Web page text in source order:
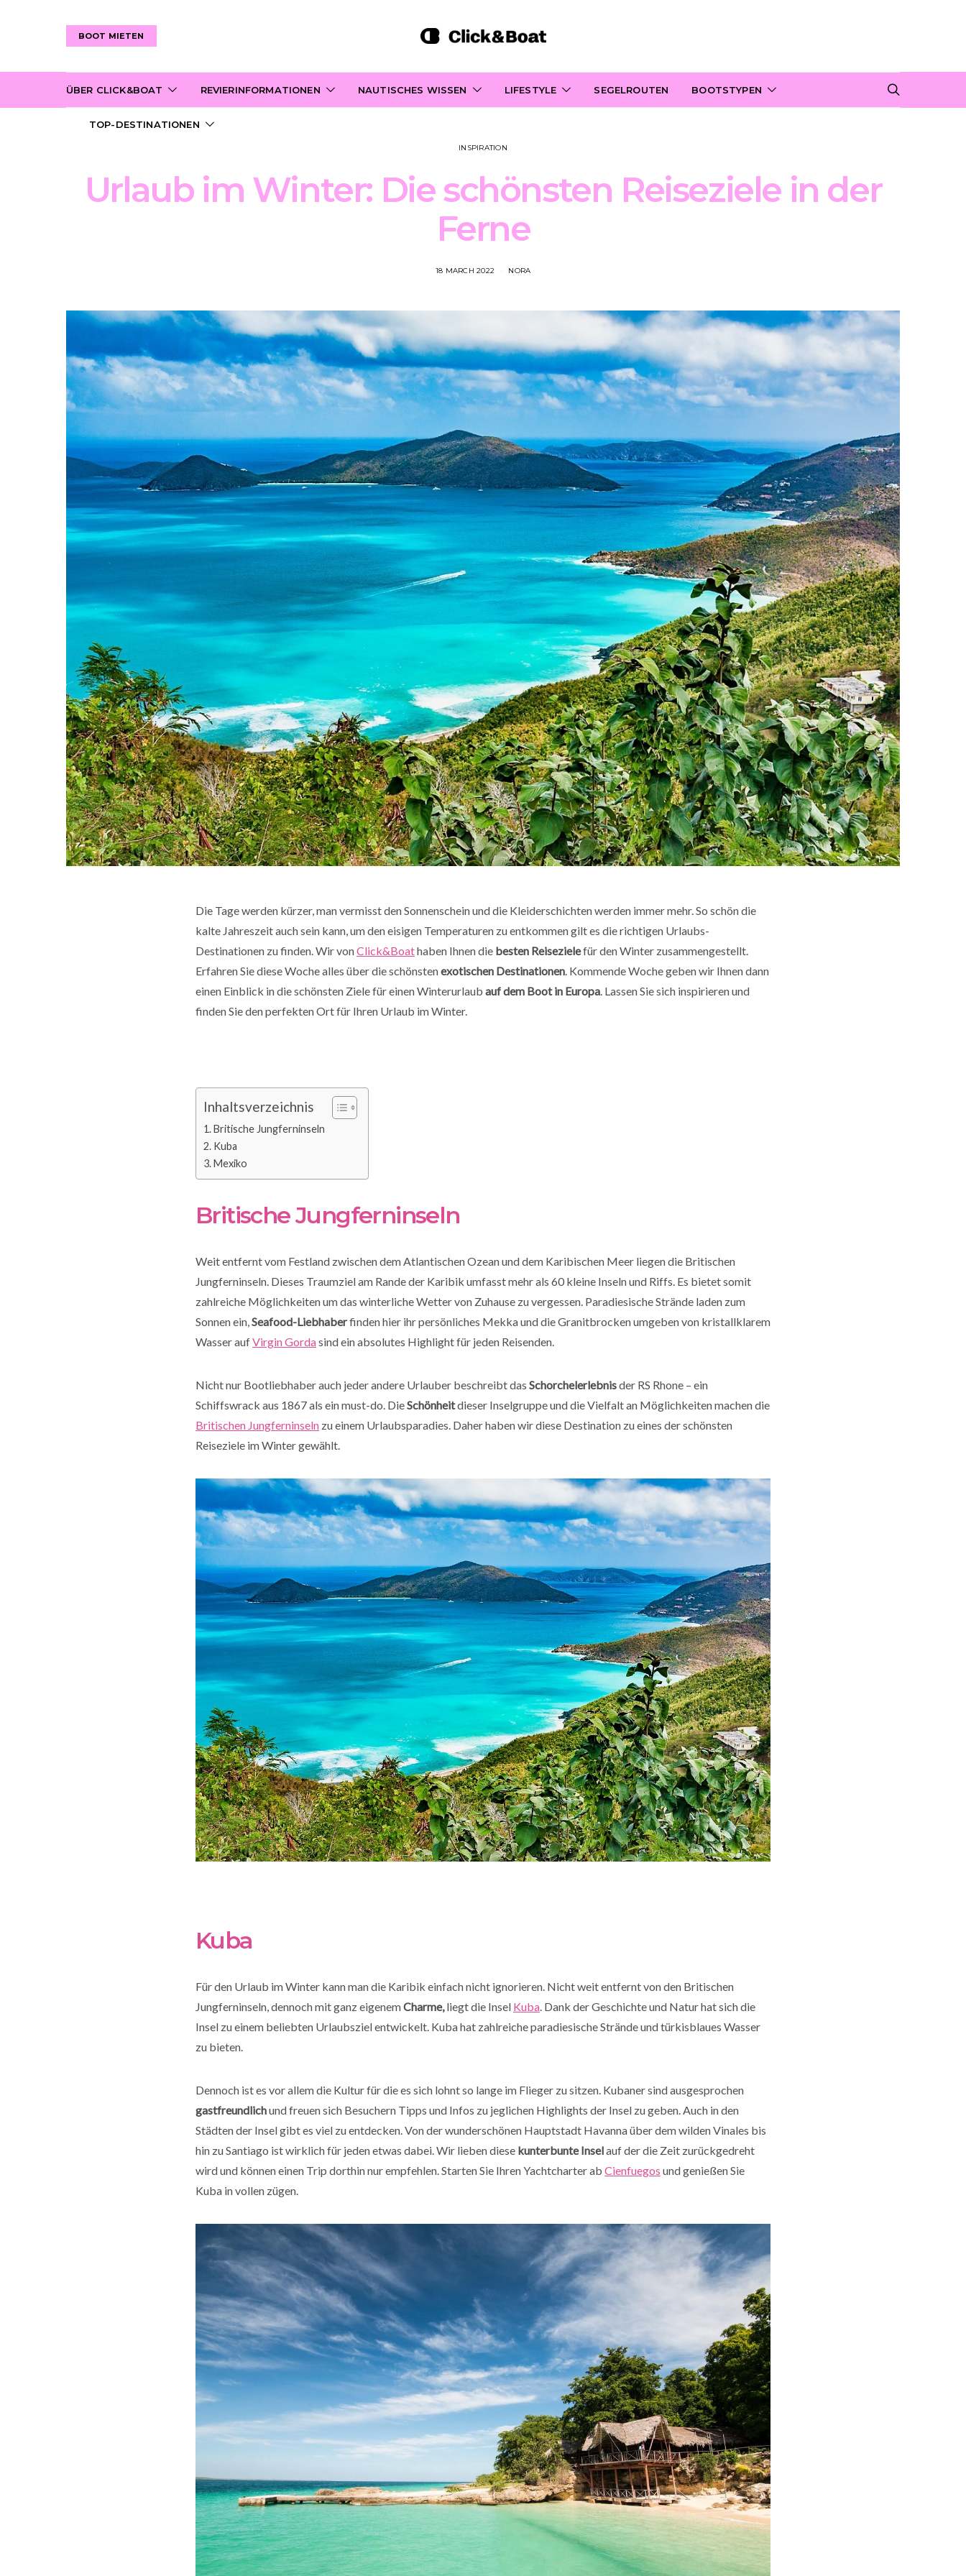
BOOT MIETEN
ÜBER CLICK&BOAT REVIERINFORMATIONEN NAUTISCHES WISSEN LIFESTYLE SEGELROUTEN BOOTSTYPEN
TOP-DESTINATIONEN
INSPIRATION
Urlaub im Winter: Die schönsten Reiseziele in der
Ferne
18 MARCH 2022 NORA
Die Tage werden kürzer, man vermisst den Sonnenschein und die Kleiderschichten werden immer mehr. So schön die
kalte Jahreszeit auch sein kann, um den eisigen Temperaturen zu entkommen gilt es die richtigen Urlaubs-
Destinationen zu finden. Wir vonClick&Boathaben Ihnen die besten Reisezielefür den Winter zusammengestellt.
Erfahren Sie diese Woche alles über die schönstenexotischen Destinationen. Kommende Woche geben wir Ihnen dann
einen Einblick in die schönsten Ziele für einen Winterurlaub auf dem Boot in Europa. Lassen Sie sich inspirieren und
finden Sie den perfekten Ort für Ihren Urlaub im Winter.
Inhaltsverzeichnis
Britische Jungferninseln
Kuba
Mexiko
BritischeJungferninseln
Weit entfernt vom Festland zwischen dem Atlantischen Ozean und dem Karibischen Meer liegen die Britischen
Jungferninseln. Dieses Traumziel am Rande der Karibik umfasst mehr als 60 kleine Inseln und Riffs. Es bietet somit
zahlreiche Möglichkeiten um das winterliche Wetter von Zuhause zu vergessen. Paradiesische Strände laden zum
Sonnen ein,Seafood-Liebhaberfinden hier ihr persönliches Mekka und die Granitbrocken umgeben von kristallklarem
Wasser aufVirgin Gordasind ein absolutes Highlight für jeden Reisenden.
Nicht nur Bootliebhaber auch jeder andere Urlauber beschreibt das Schorchelerlebnisder RS Rhone – ein
Schiffswrack aus 1867 als ein must-do. DieSchönheitdieser Inselgruppe und die Vielfalt an Möglichkeiten machen die
Britischen Jungferninseln zu einem Urlaubsparadies. Daher haben wir diese Destination zu eines der schönsten
Reiseziele im Winter gewählt.
Kuba
Für den Urlaub im Winter kann man die Karibik einfach nicht ignorieren. Nicht weit entfernt von den Britischen
Jungferninseln, dennoch mit ganz eigenemCharme,liegt die Insel Kuba. Dank der Geschichte und Natur hat sich die
Insel zu einem beliebten Urlaubsziel entwickelt. Kuba hat zahlreiche paradiesische Strände und türkisblaues Wasser
zu bieten.
Dennoch ist es vor allem die Kultur für die es sich lohnt so lange im Flieger zu sitzen. Kubaner sind ausgesprochen
gastfreundlichund freuen sich Besuchern Tipps und Infos zu jeglichen Highlights der Insel zu geben. Auch in den
Städten der Insel gibt es viel zu entdecken. Von der wunderschönen Hauptstadt Havanna über dem wilden Vinales bis
hin zu Santiago ist wirklich für jeden etwas dabei. Wir lieben diese kunterbunte Inselauf der die Zeit zurückgedreht
wird und können einen Trip dorthin nur empfehlen. Starten Sie Ihren Yachtcharter ab Cienfuegos und genießen Sie
Kuba in vollen zügen.